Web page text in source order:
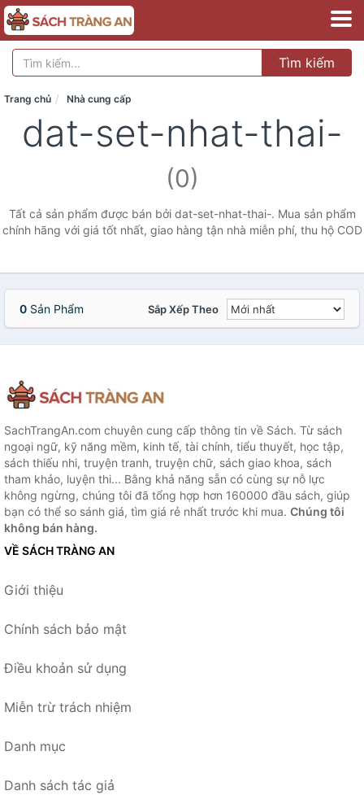
Tìm kiếm
Trang chủ Nhà cung cấp
dat-set-nhat-thai-
(0)
Tất cả sản phẩm được bán bởi dat-set-nhat-thai-. Mua sản phẩm
chính hãng với giá tốt nhất, giao hàng tận nhà miễn phí, thu hộ COD
0 Sản Phẩm Sắp Xếp Theo
SachTrangAn.com chuyên cung cấp thông tin về Sách. Từ sách
ngoại ngữ, kỹ năng mềm, kinh tế, tài chính, tiểu thuyết, học tập,
sách thiếu nhi, truyện tranh, truyện chữ, sách giao khoa, sách
tham khảo, luyện thi... Bằng khả năng sẵn có cùng sự nỗ lực
không ngừng, chúng tôi đã tổng hợp hơn 160000 đầu sách, giúp
bạn có thể so sánh giá, tìm giá rẻ nhất trước khi mua. Chúng tôi
không bán hàng.
VỀ SÁCH TRÀNG AN
Giới thiệu
Chính sách bảo mật
Điều khoản sử dụng
Miễn trừ trách nhiệm
Danh mục
Danh sách tác giả